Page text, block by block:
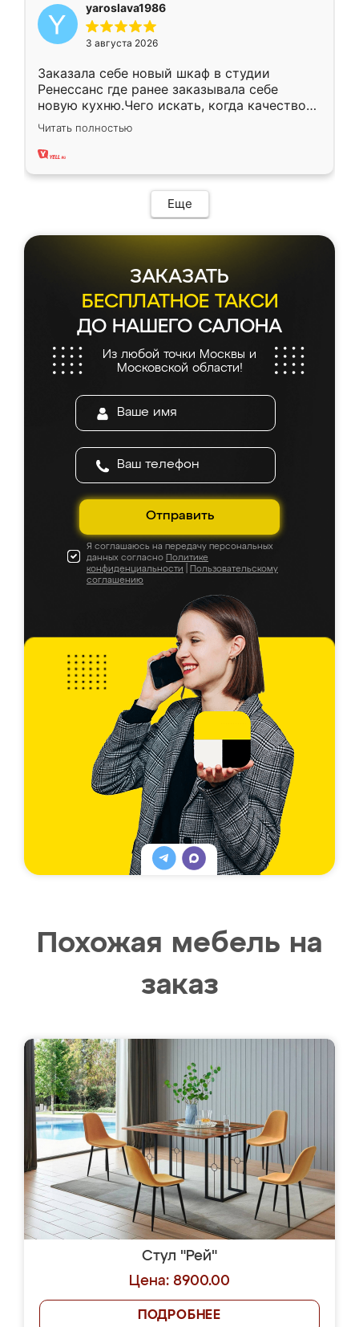
yaroslava1986
3 августа 2026
Заказала себе новый шкаф в студии
Ренессанс где ранее заказывала себе
новую кухню.Чего искать, когда качеством
вполне довольна. Служит кухня уже почти
два года, нареканий нет.
Читать полностью
Еще
ЗАКАЗАТЬ
БЕСПЛАТНОЕ ТАКСИ
ДО НАШЕГО САЛОНА
Из любой точки Москвы и
Московской области!
Отправить
Я соглашаюсь на передачу персональных
данных согласно Политике
конфиденциальности
Пользовательскому
соглашению
Похожая мебель на
заказ
Стул "Рей"
Цена: 8900.00
ПОДРОБНЕЕ